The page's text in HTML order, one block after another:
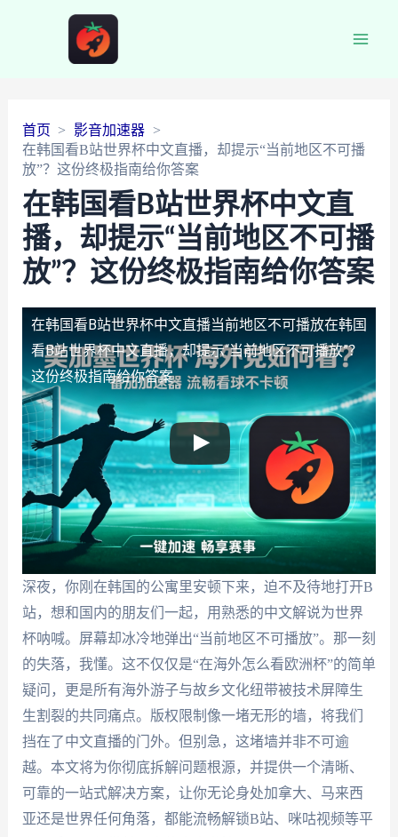
首页
影音加速器
在韩国看B站世界杯中文直播，却提示“当前地区不可播
放”？这份终极指南给你答案
在韩国看B站世界杯中文直
播，却提示“当前地区不可播
放”？这份终极指南给你答案
在韩国看B站世界杯中文直播当前地区不可播放在韩国
看B站世界杯中文直播，却提示“当前地区不可播放”？
这份终极指南给你答案
深夜，你刚在韩国的公寓里安顿下来，迫不及待地打开B
站，想和国内的朋友们一起，用熟悉的中文解说为世界
杯呐喊。屏幕却冰冷地弹出“当前地区不可播放”。那一刻
的失落，我懂。这不仅仅是“在海外怎么看欧洲杯”的简单
疑问，更是所有海外游子与故乡文化纽带被技术屏障生
生割裂的共同痛点。版权限制像一堵无形的墙，将我们
挡在了中文直播的门外。但别急，这堵墙并非不可逾
越。本文将为你彻底拆解问题根源，并提供一个清晰、
可靠的一站式解决方案，让你无论身处加拿大、马来西
亚还是世界任何角落，都能流畅解锁B站、咪咕视频等平